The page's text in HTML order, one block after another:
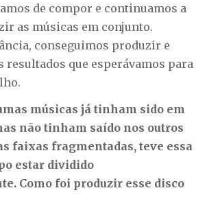
de compor e continuamos a
as músicas em conjunto.
conseguimos produzir e
resultados que esperávamos para
músicas já tinham sido em
não tinham saído nos outros
faixas fragmentadas, teve essa
estar dividido
Como foi produzir esse disco